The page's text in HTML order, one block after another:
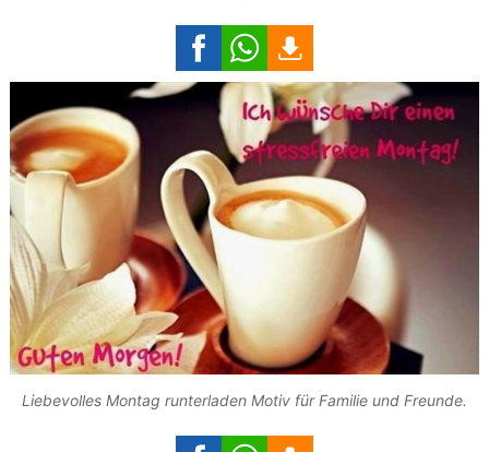
Liebevolles Montag runterladen Motiv für Familie und Freunde.